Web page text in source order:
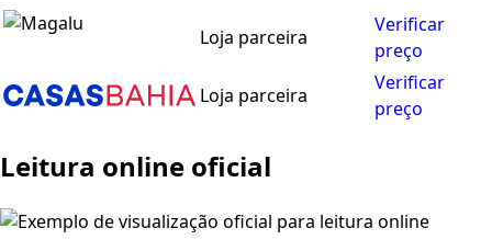
Loja parceira
Verificar
preço
Loja parceira
Verificar
preço
Leitura online oficial